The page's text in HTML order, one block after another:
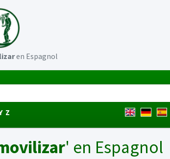
en Espagnol
Z
' en Espagnol